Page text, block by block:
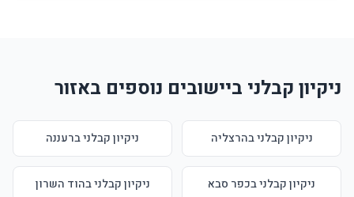
ניקיון קבלני ביישובים נוספים באזור
ניקיון קבלני בהרצליה ניקיון קבלני ברעננה
ניקיון קבלני בכפר סבא ניקיון קבלני בהוד השרון